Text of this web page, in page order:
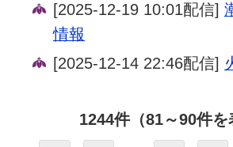
[2025-12-19 10:01配信]
情報
[2025-12-14 22:46配信]
1244件（81～90件を